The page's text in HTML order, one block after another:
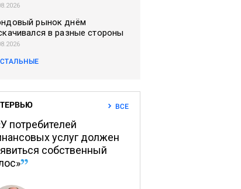
рынок днём
в разные стороны
ВСЕ
потребителей
услуг должен
собственный